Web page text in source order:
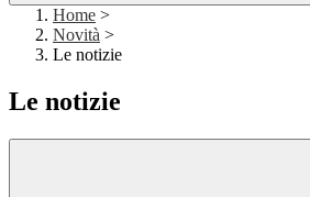
Home >
Novità >
Le notizie
Le notizie